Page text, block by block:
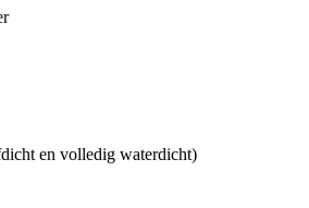
en volledig waterdicht)